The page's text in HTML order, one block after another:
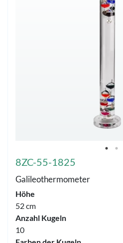
8ZC-55-1825
Galileothermometer
Höhe
52 cm
Anzahl Kugeln
10